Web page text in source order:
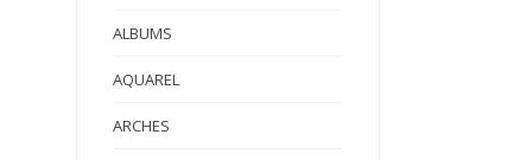
ALBUMS
AQUAREL
ARCHES